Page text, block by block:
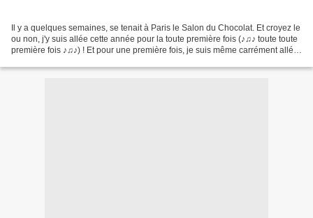
Il y a quelques semaines, se tenait à Paris le Salon du Chocolat. Et croyez le
ou non, j'y suis allée cette année pour la toute première fois (♪♫♪ toute toute
première fois ♪♫♪) ! Et pour une première fois, je suis même carrément allée